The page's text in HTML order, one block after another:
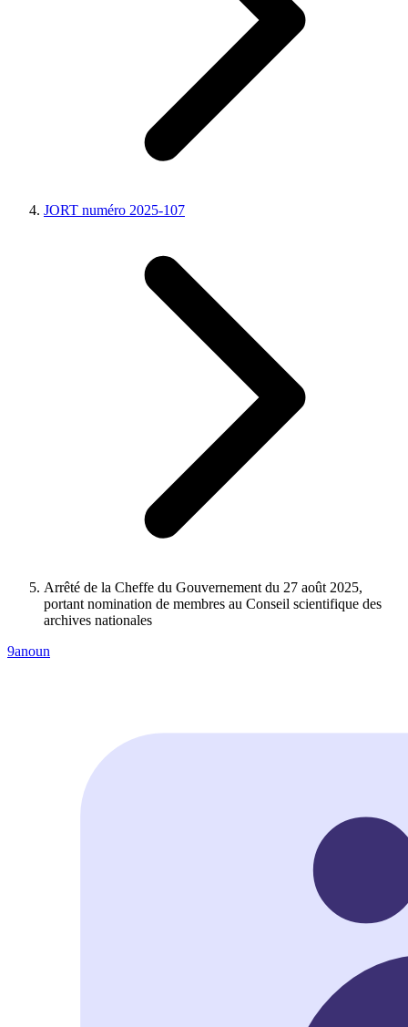
JORT numéro 2025-107
Arrêté de la Cheffe du Gouvernement du 27 août 2025,
portant nomination de membres au Conseil scientifique des
archives nationales
9anoun